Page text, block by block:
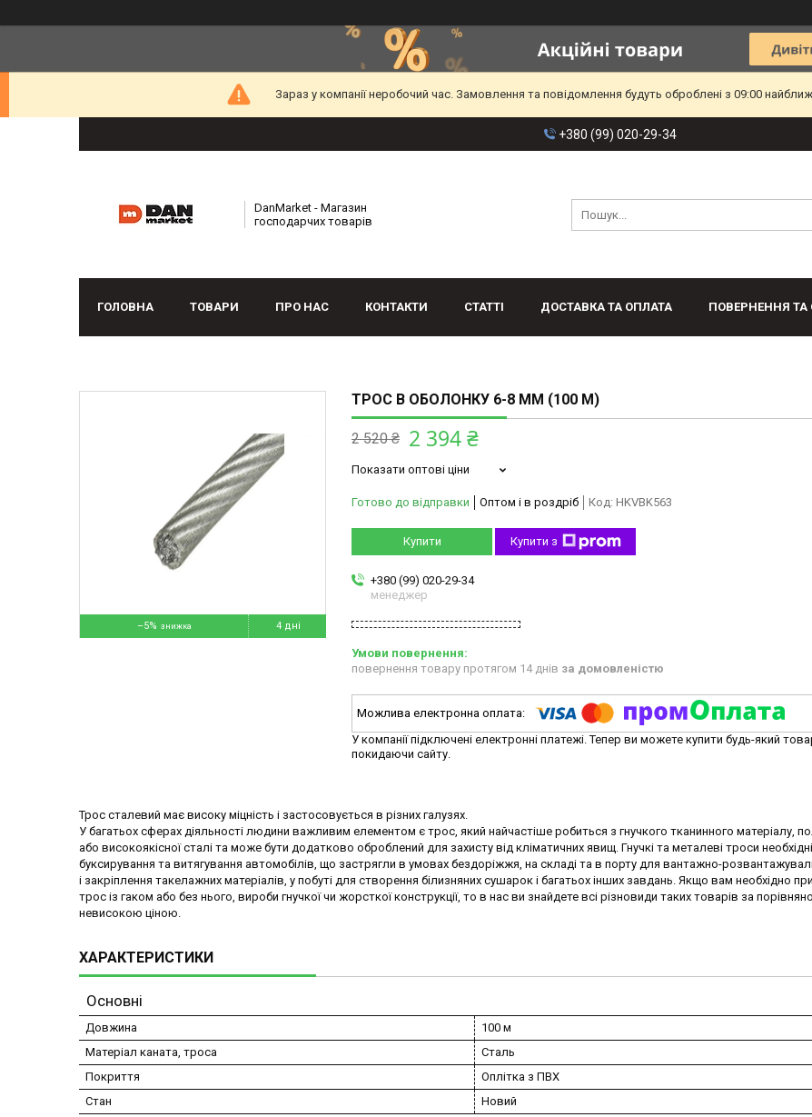
Зараз у компанії неробочий час. Замовлення та повідомлення будуть оброблені з 09:00
+380 (99) 020-29-34
DanMarket - Магазин
господарчих товарів
ГОЛОВНА ТОВАРИ ПРО НАС КОНТАКТИ СТАТТІ ДОСТАВКА ТА ОПЛАТА ПОВЕРНЕННЯ ТА
–5% 4 дні
ТРОС В ОБОЛОНКУ 6-8 ММ (100 М)
2 520 ₴ 2 394 ₴
Показати оптові ціни
Готово до відправки Оптом і в роздріб Код: HKVBK563
Купити Купити з
+380 (99) 020-29-34
менеджер
повернення товару протягом 14 днів за домовленістю
У компанії підключені електронні платежі. Тепер ви можете купити будь-який
покидаючи сайту.
Трос сталевий має високу міцність і застосовується в різних галузях.
У багатьох сферах діяльності людини важливим елементом є трос, який найчастіше робиться з гнучкого тканинного матеріалу,
або високоякісної сталі та може бути додатково оброблений для захисту від кліматичних явищ. Гнучкі та металеві троси
буксирування та витягування автомобілів, що застрягли в умовах бездоріжжя, на складі та в порту для вантажно-
і закріплення такелажних матеріалів, у побуті для створення білизняних сушарок і багатьох інших завдань. Якщо вам необхідно
трос із гаком або без нього, вироби гнучкої чи жорсткої конструкції, то в нас ви знайдете всі різновиди таких товарів за порівняно
невисокою ціною.
ХАРАКТЕРИСТИКИ
Основні
Довжина
100 м
Матеріал каната, троса
Сталь
Покриття
Оплітка з ПВХ
Стан
Новий